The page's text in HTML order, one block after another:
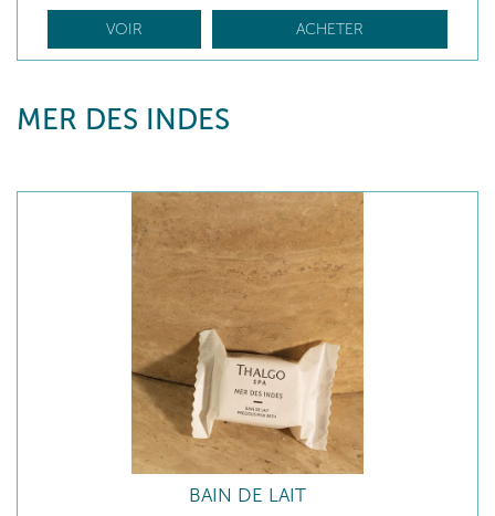
VOIR ACHETER
MER DES INDES
BAIN DE LAIT